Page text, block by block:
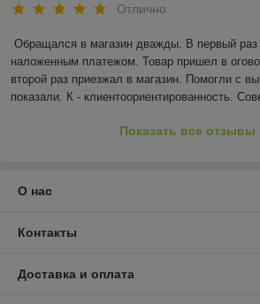
Отлично
Обращался в магазин дважды. В первый раз
наложенным платежом. Товар пришел в
второй раз приезжал в магазин. Помогли с
показали. К - клиентоориентированность.
Показать все отзывы
О нас
Контакты
Доставка и оплата